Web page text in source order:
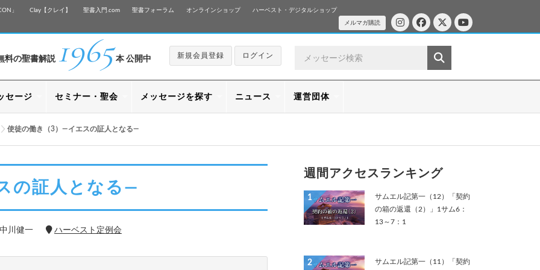
」 Clay【クレイ】 聖書入門.com 聖書フォーラム オンラインショップ ハーベスト・デジタルショップ
メルマガ購読
料の聖書解説 1965 本 公開中 新規会員登録 ログイン
セージ セミナー・聖会 メッセージを探す ニュース 運営団体
使徒の働き（3）―イエスの証人となる―
の証人となる―
川健一 ハーベスト定例会
週間アクセスランキング
1
サムエル記第一（12）「契約
の箱の返還（2）」1サム6：
13～7：1
2
サムエル記第一（11）「契約